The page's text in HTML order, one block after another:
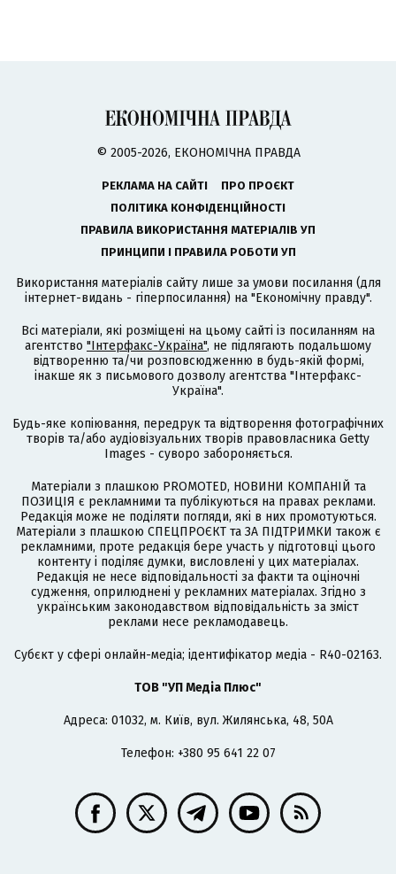
© 2005-2026, ЕКОНОМІЧНА ПРАВДА
РЕКЛАМА НА САЙТІ
ПРО ПРОЄКТ
ПОЛІТИКА КОНФІДЕНЦІЙНОСТІ
ПРАВИЛА ВИКОРИСТАННЯ МАТЕРІАЛІВ УП
ПРИНЦИПИ І ПРАВИЛА РОБОТИ УП
Використання матеріалів сайту лише за умови посилання (для
інтернет-видань - гіперпосилання) на "Економічну правду".
Всі матеріали, які розміщені на цьому сайті із посиланням на
агентство "Інтерфакс-Україна", не підлягають подальшому
відтворенню та/чи розповсюдженню в будь-якій формі,
інакше як з письмового дозволу агентства "Інтерфакс-
Україна".
Будь-яке копіювання, передрук та відтворення фотографічних
творів та/або аудіовізуальних творів правовласника Getty
Images - суворо забороняється.
Матеріали з плашкою PROMOTED, НОВИНИ КОМПАНІЙ та
ПОЗИЦІЯ є рекламними та публікуються на правах реклами.
Редакція може не поділяти погляди, які в них промотуються.
Матеріали з плашкою СПЕЦПРОЄКТ та ЗА ПІДТРИМКИ також є
рекламними, проте редакція бере участь у підготовці цього
контенту і поділяє думки, висловлені у цих матеріалах.
Редакція не несе відповідальності за факти та оціночні
судження, оприлюднені у рекламних матеріалах. Згідно з
українським законодавством відповідальність за зміст
реклами несе рекламодавець.
Cубєкт у сфері онлайн-медіа; ідентифікатор медіа - R40-02163.
ТОВ "УП Медіа Плюс"
Адреса: 01032, м. Київ, вул. Жилянська, 48, 50А
Телефон: +380 95 641 22 07